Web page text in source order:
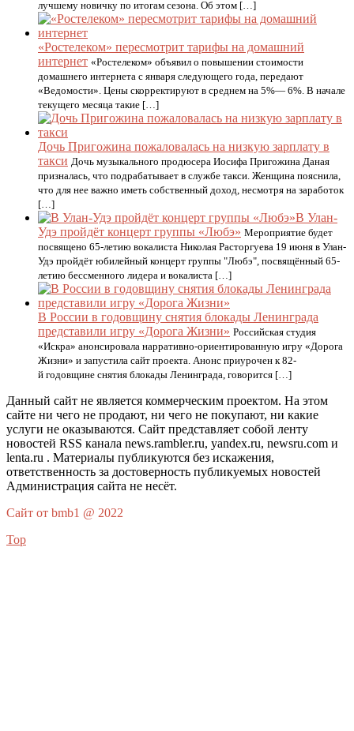
лучшему новичку по итогам сезона. Об этом […]
«Ростелеком» пересмотрит тарифы на домашний
интернет «Ростелеком» объявил о повышении стоимости
домашнего интернета с января следующего года, передают
«Ведомости». Цены скорректируют в среднем на 5%— 6%. В начале
текущего месяца такие […]
Дочь Пригожина пожаловалась на низкую зарплату в
такси Дочь музыкального продюсера Иосифа Пригожина Даная
призналась, что подрабатывает в службе такси. Женщина пояснила,
что для нее важно иметь собственный доход, несмотря на заработок
[…]
В Улан-
Удэ пройдёт концерт группы «Любэ» Мероприятие будет
посвящено 65-летию вокалиста Николая Расторгуева 19 июня в Улан-
Удэ пройдёт юбилейный концерт группы "Любэ", посвящённый 65-
летию бессменного лидера и вокалиста […]
В России в годовщину снятия блокады Ленинграда
представили игру «Дорога Жизни» Российская студия
«Искра» анонсировала нарративно-ориентированную игру «Дорога
Жизни» и запустила сайт проекта. Анонс приурочен к 82-
й годовщине снятия блокады Ленинграда, говорится […]
Данный сайт не является коммерческим проектом. На этом
сайте ни чего не продают, ни чего не покупают, ни какие
услуги не оказываются. Сайт представляет собой ленту
новостей RSS канала news.rambler.ru, yandex.ru, newsru.com и
lenta.ru . Материалы публикуются без искажения,
ответственность за достоверность публикуемых новостей
Администрация сайта не несёт.
Сайт от bmb1 @ 2022
Top